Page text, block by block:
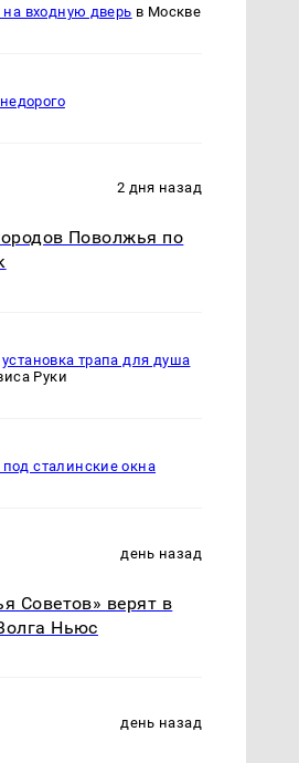
на входную дверь в Москве
2 дня назад
Поволжья по
установка трапа для душа
Руки
сталинские окна
день назад
Советов» верят в
Ньюс
день назад